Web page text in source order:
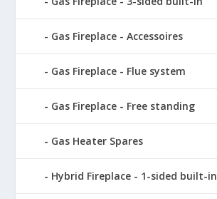
Gas Fireplace - Accessoires
Gas Fireplace - Flue system
Gas Fireplace - Free standing
Gas Heater Spares
Hybrid Fireplace - 1-sided built-in